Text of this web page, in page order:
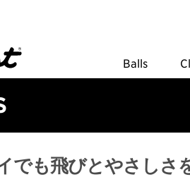
Balls
でも飛びとやさしさ